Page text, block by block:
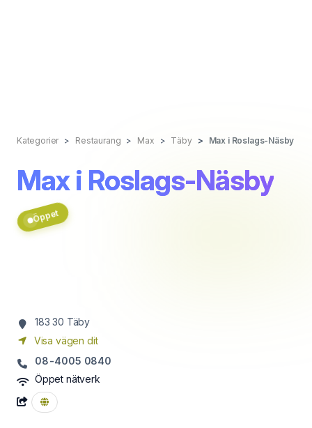
Kategorier Restaurang Max Täby Max i Roslags-Näsby
Max i Roslags-Näsby
Öppet
183 30 Täby
Visa vägen dit
08-4005 0840
Öppet nätverk